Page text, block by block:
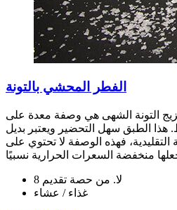
الفطر المحشي بالتونة
التونة الشهى هي وصفة معدة على
هذا الطبق سهل التحضير ويعتبر بديل
فهذه الوصفة لا تحتوي على
لا. من حصة تقديم 8
غذاء / عشاء